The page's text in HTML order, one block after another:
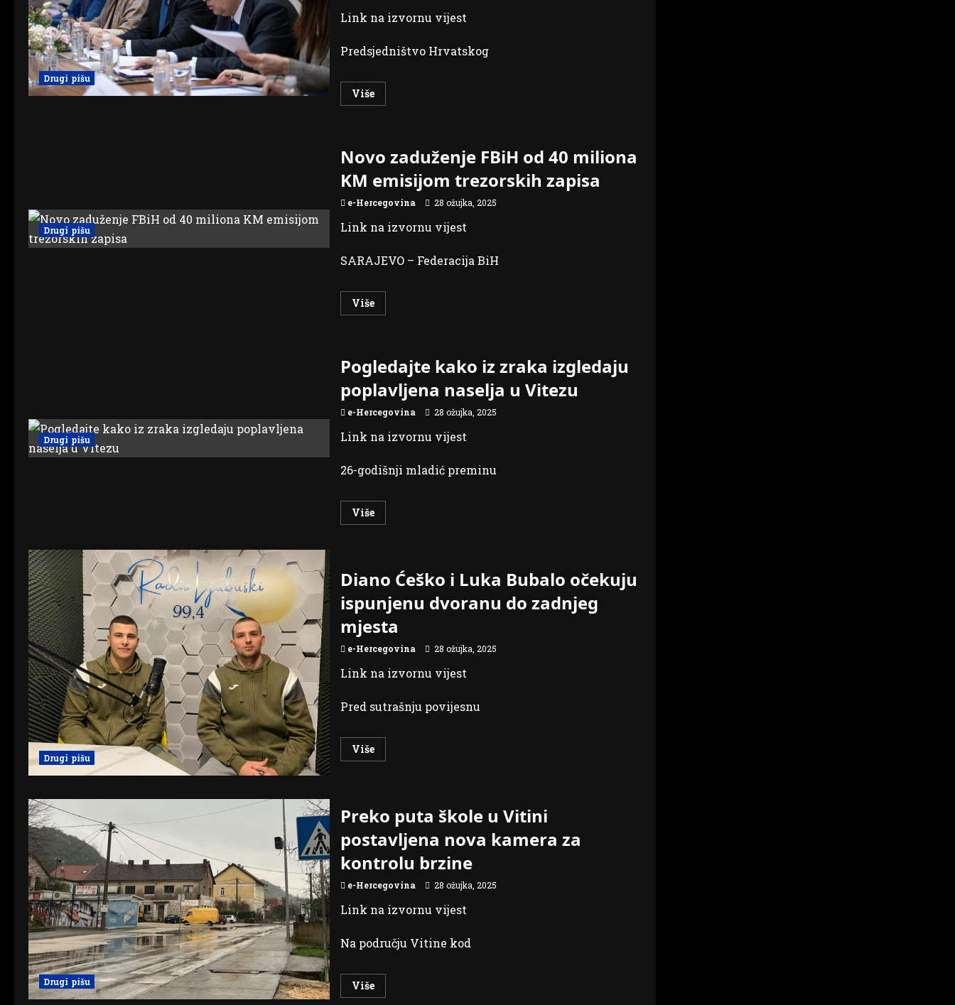
Drugi pišu
Link na izvornu vijest
Predsjedništvo Hrvatskog
VišeRead
more
napetosti,
pristupanje
izmjenama
Izbornog
i
trajnoj
zaštiti
prava
Drugi pišu
Novo zaduženje FBiH od 40 miliona
KM emisijom trezorskih zapisa
e-Hercegovina 28 ožujka, 2025
Link na izvornu vijest
SARAJEVO – Federacija BiH
VišeRead
more
od
40
miliona
KM
emisijom
trezorskih
zapisa
Drugi pišu
Pogledajte kako iz zraka izgledaju
poplavljena naselja u Vitezu
e-Hercegovina 28 ožujka, 2025
Link na izvornu vijest
26-godišnji mladić preminu
VišeRead
more
zraka
izgledaju
naselja
u
Vitezu
Drugi pišu
Diano Ćeško i Luka Bubalo očekuju
ispunjenu dvoranu do zadnjeg
mjesta
e-Hercegovina 28 ožujka, 2025
Link na izvornu vijest
Pred sutrašnju povijesnu
VišeRead
more
Bubalo
očekuju
ispunjenu
dvoranu
do
zadnjeg
Drugi pišu
Preko puta škole u Vitini
postavljena nova kamera za
kontrolu brzine
e-Hercegovina 28 ožujka, 2025
Link na izvornu vijest
Na području Vitine kod
VišeRead
more